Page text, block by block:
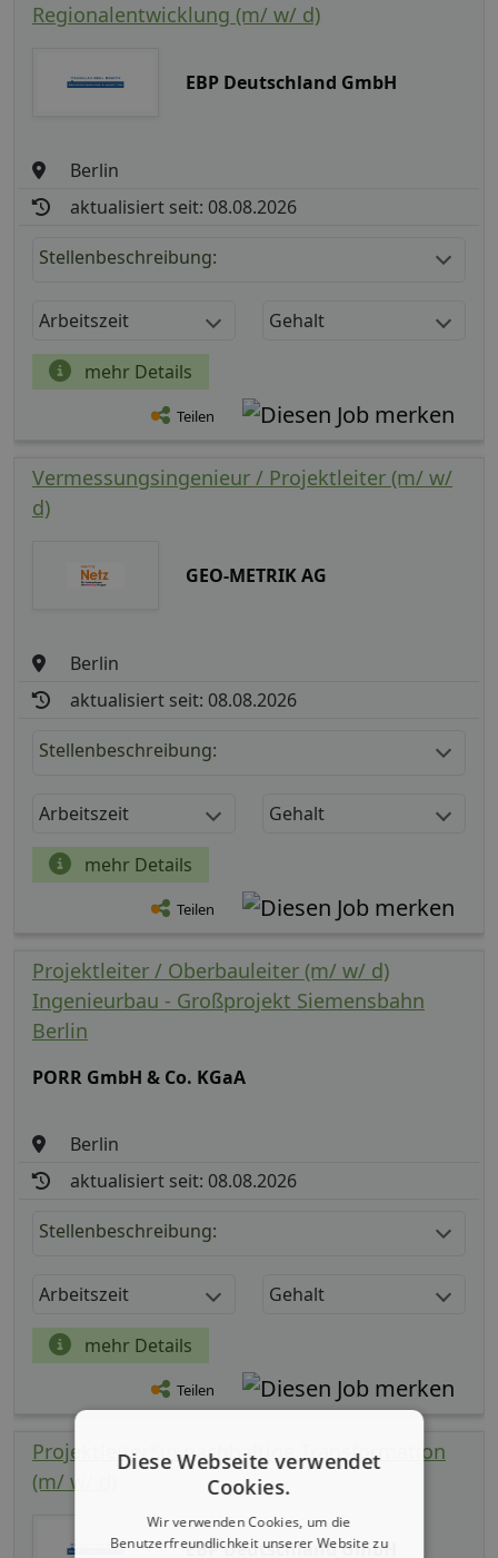
Regionalentwicklung (m/ w/ d)
EBP Deutschland GmbH
Berlin
aktualisiert seit: 08.08.2026
Stellenbeschreibung:
Arbeitszeit Gehalt
mehr Details
Teilen
Vermessungsingenieur / Projektleiter (m/ w/
d)
GEO-METRIK AG
Berlin
aktualisiert seit: 08.08.2026
Stellenbeschreibung:
Arbeitszeit Gehalt
mehr Details
Teilen
Projektleiter / Oberbauleiter (m/ w/ d)
Ingenieurbau - Großprojekt Siemensbahn
Berlin
PORR GmbH & Co. KGaA
Berlin
aktualisiert seit: 08.08.2026
Stellenbeschreibung:
Arbeitszeit Gehalt
mehr Details
Teilen
Projektleiter*in nachhaltige Transformation
(m/ w/ d)
EBP Deutschland GmbH
Diese Webseite verwendet
Cookies.
Wir verwenden Cookies, um die
Benutzerfreundlichkeit unserer Website zu